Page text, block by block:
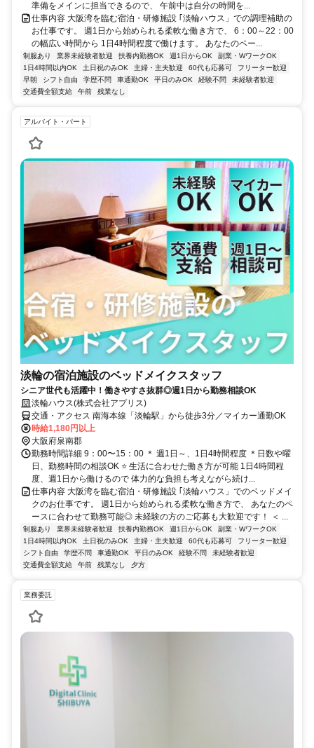
準備をメインに担当できるので、 午前中は自分の時間を...
仕事内容 大阪湾を臨む宿泊・研修施設 ｢淡輪ハウス」での調理補助の
お仕事です。 週1日から始められる柔軟な働き方で、 6：00～22：00
の幅広い時間から 1日4時間程度で働けます。 あなたのペー...
制服あり 業界未経験者歓迎 扶養内勤務OK 週1日からOK
副業・WワークOK
1日4時間以内OK
土日祝のみOK 主婦・主夫歓迎 60代も応募可
フリーター歓迎
早朝
シフト自由 学歴不問 車通勤OK 平日のみOK 経験不問
未経験者歓迎
交通費全額支給
午前 残業なし
アルバイト・パート
淡輪の宿泊施設のベッドメイクスタッフ
シニア世代も活躍中！働きやすさ抜群◎週1日から勤務相談OK
淡輪ハウス(株式会社アプリス)
交通・アクセス 南海本線「淡輪駅」から徒歩3分／マイカー通勤OK
時給1,180円以上
大阪府泉南郡
勤務時間詳細 9：00〜15：00 ＊ 週1日～、1日4時間程度 ＊日数や曜
日、勤務時間の相談OK ⭐ 生活に合わせた働き方が可能 1日4時間程
度、週1日から働けるので 体力的な負担も考えながら続け...
仕事内容 大阪湾を臨む宿泊・研修施設 ｢淡輪ハウス」でのベッドメイ
クのお仕事です。 週1日から始められる柔軟な働き方で、 あなたのペ
ースに合わせて勤務可能◎ 未経験の方のご応募も大歓迎です！ ＜ ...
制服あり 業界未経験者歓迎 扶養内勤務OK 週1日からOK
副業・WワークOK
1日4時間以内OK
土日祝のみOK 主婦・主夫歓迎 60代も応募可
フリーター歓迎
シフト自由
学歴不問 車通勤OK 平日のみOK 経験不問
未経験者歓迎
交通費全額支給
午前 残業なし 夕方
業務委託